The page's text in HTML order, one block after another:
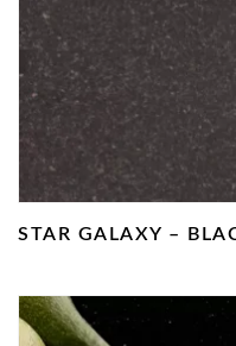
STAR GALAXY –